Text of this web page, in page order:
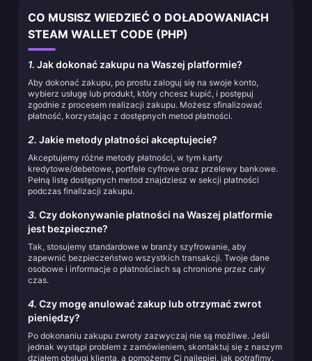
CO MUSISZ WIEDZIEĆ O DOŁADOWANIACH
STEAM WALLET CODE (PHP)
1. Jak dokonać zakupu na Waszej platformie?
Aby dokonać zakupu, po prostu zaloguj się na swoje konto,
wybierz usługę lub produkt, który chcesz kupić, i postępuj
zgodnie z procesem realizacji zakupu. Możesz sfinalizować
płatność, korzystając z dostępnych metod płatności.
2. Jakie metody płatności akceptujecie?
Akceptujemy różne metody płatności, w tym karty
kredytowe/debetowe, portfele cyfrowe oraz przelewy bankowe.
Pełną listę dostępnych metod znajdziesz w sekcji płatności
podczas finalizacji zakupu.
3. Czy dokonywanie płatności na Waszej platformie
jest bezpieczne?
Tak, stosujemy standardowe w branży szyfrowanie, aby
zapewnić bezpieczeństwo wszystkich transakcji. Twoje dane
osobowe i informacje o płatnościach są chronione przez cały
czas.
4. Czy mogę anulować zakup lub otrzymać zwrot
pieniędzy?
Po dokonaniu zakupu zwroty zazwyczaj nie są możliwe. Jeśli
jednak wystąpi problem z zamówieniem, skontaktuj się z naszym
działem obsługi klienta, a pomożemy Ci najlepiej, jak potrafimy.